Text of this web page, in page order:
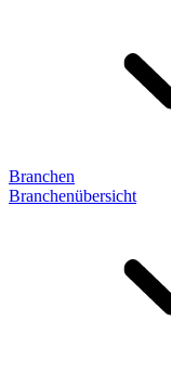
Branchen
Branchenübersicht